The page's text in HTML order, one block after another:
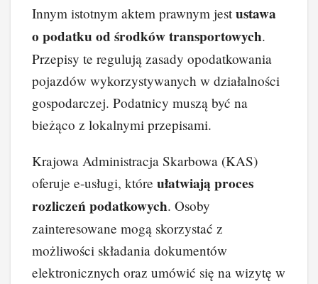
Innym istotnym aktem prawnym jest ustawa
o podatku od środków transportowych.
Przepisy te regulują zasady opodatkowania
pojazdów wykorzystywanych w działalności
gospodarczej. Podatnicy muszą być na
bieżąco z lokalnymi przepisami.
Krajowa Administracja Skarbowa (KAS)
oferuje e-usługi, które ułatwiają proces
rozliczeń podatkowych. Osoby
zainteresowane mogą skorzystać z
możliwości składania dokumentów
elektronicznych oraz umówić się na wizytę w